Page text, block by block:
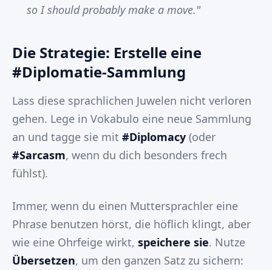
so I should probably make a move."
Die Strategie: Erstelle eine
#Diplomatie-Sammlung
Lass diese sprachlichen Juwelen nicht verloren
gehen. Lege in Vokabulo eine neue Sammlung
an und tagge sie mit #Diplomacy (oder
#Sarcasm, wenn du dich besonders frech
fühlst).
Immer, wenn du einen Muttersprachler eine
Phrase benutzen hörst, die höflich klingt, aber
wie eine Ohrfeige wirkt, speichere sie. Nutze
Übersetzen, um den ganzen Satz zu sichern: